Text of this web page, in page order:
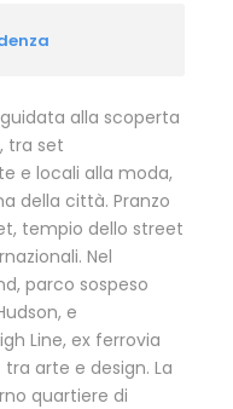
alla scoperta
tra set
e locali alla moda,
della città. Pranzo
tempio dello street
Nel
parco sospeso
e
Line, ex ferrovia
arte e design. La
quartiere di